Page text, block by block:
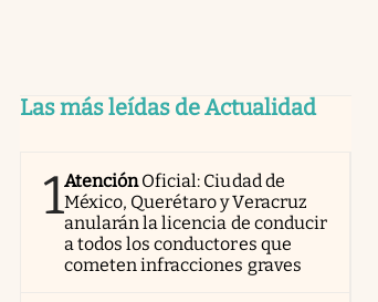
Las más leídas de Actualidad
1AtenciónOficial: Ciudad de
México, Querétaro y Veracruz
anularán la licencia de conducir
a todos los conductores que
cometen infracciones graves